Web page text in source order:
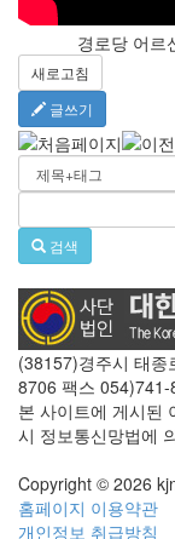
경로당 어르
새로고침
글쓰기
검색
(38157)경주시 태
8706 팩스 054)741-
본 사이트에 게시된
시 정보통신망법에
Copyright © 2026
홈페이지 이용약관
개인정보 취급방침